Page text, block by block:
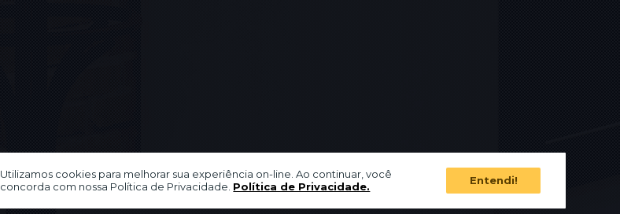
Utilizamos cookies para melhorar sua experiência on-line. Ao continuar, você
concorda com nossa Política de Privacidade. Política de Privacidade. Entendi!